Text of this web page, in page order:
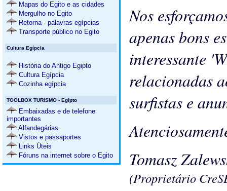
Mapas do Egito e as cidades
Mergulho no Egito
Retorna - palavras egípcias
Transporte público no Egito
Cultura Egípcia
História do Antigo Egipto
Cultura Egípcia
Cozinha egípcia
TOOLBOX TURISMO - Egipto
Embaixadas e de telefone
importantes
Alfandegárias
Vistos e passaportes
Links Úteis
Fóruns na internet sobre o Egito
Nos
apenas bons
interessante
relacionadas
surfistas e
Tomasz
(Proprietário